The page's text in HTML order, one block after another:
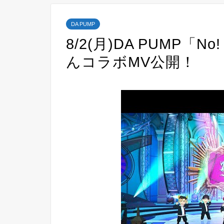
DA PUMP
8/2(月)DA PUMP「
んコラボMV公開！